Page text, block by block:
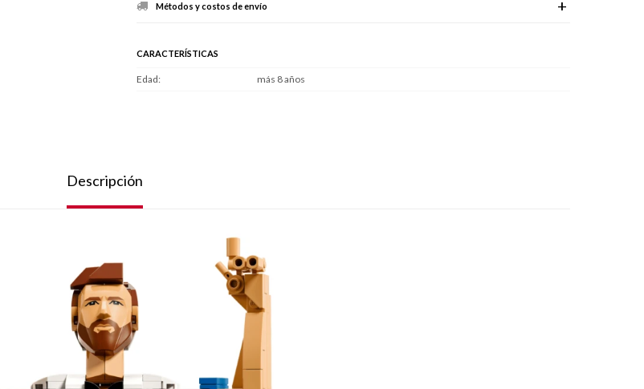
Métodos y costos de envío
CARACTERÍSTICAS
Edad más 8 años
Descripción